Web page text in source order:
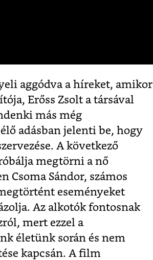
aggódva a híreket, amikor
Erőss Zsolt a társával
más még
adásban jelenti be, hogy
A következő
megtörni a nő
Csoma Sándor, számos
eseményeket
Az alkotók fontosnak
mert ezzel a
életünk során és nem
kapcsán. A film